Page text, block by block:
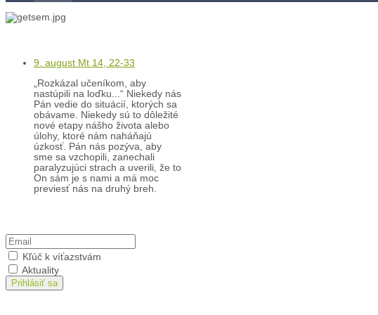
Kontakty
9. august Mt 14, 22-33
„Rozkázal učeníkom, aby
nastúpili na loďku...“ Niekedy nás
Pán vedie do situácií, ktorých sa
obávame. Niekedy sú to dôležité
nové etapy nášho života alebo
úlohy, ktoré nám naháňajú
úzkosť. Pán nás pozýva, aby
sme sa vzchopili, zanechali
paralyzujúci strach a uverili, že to
On sám je s nami a má moc
Kľúč k víťazstvám
Aktuality